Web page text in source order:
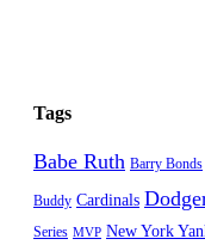
Tags
Babe Ruth Barry Bonds
Buddy Cardinals
Series MVP New York